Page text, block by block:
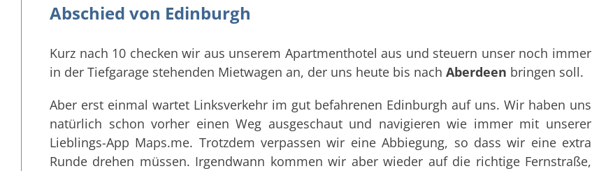
Abschied von Edinburgh
Kurz nach 10 checken wir aus unserem Apartmenthotel aus und steuern unser noch immer
in der Tiefgarage stehenden Mietwagen an, der uns heute bis nach Aberdeen bringen soll.
Aber erst einmal wartet Linksverkehr im gut befahrenen Edinburgh auf uns. Wir haben uns
natürlich schon vorher einen Weg ausgeschaut und navigieren wie immer mit unserer
Lieblings-App Maps.me. Trotzdem verpassen wir eine Abbiegung, so dass wir eine extra
Runde drehen müssen. Irgendwann kommen wir aber wieder auf die richtige Fernstraße,